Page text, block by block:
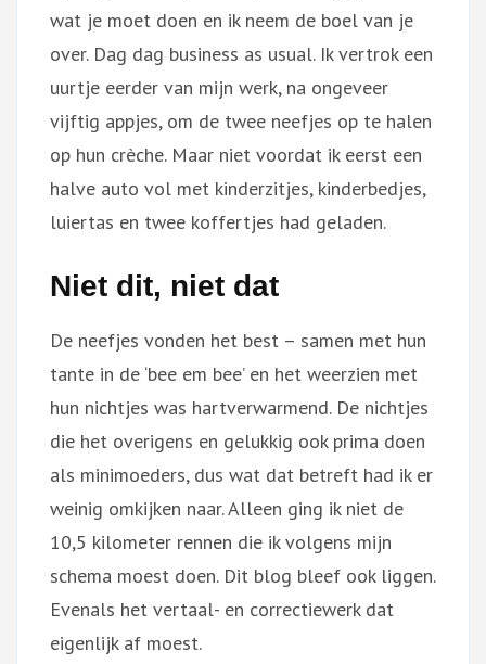
wat je moet doen en ik neem de boel van je
over. Dag dag business as usual. Ik vertrok een
uurtje eerder van mijn werk, na ongeveer
vijftig appjes, om de twee neefjes op te halen
op hun crèche. Maar niet voordat ik eerst een
halve auto vol met kinderzitjes, kinderbedjes,
luiertas en twee koffertjes had geladen.
Niet dit, niet dat
De neefjes vonden het best – samen met hun
tante in de ‘bee em bee’ en het weerzien met
hun nichtjes was hartverwarmend. De nichtjes
die het overigens en gelukkig ook prima doen
als minimoeders, dus wat dat betreft had ik er
weinig omkijken naar. Alleen ging ik niet de
10,5 kilometer rennen die ik volgens mijn
schema moest doen. Dit blog bleef ook liggen.
Evenals het vertaal- en correctiewerk dat
eigenlijk af moest.